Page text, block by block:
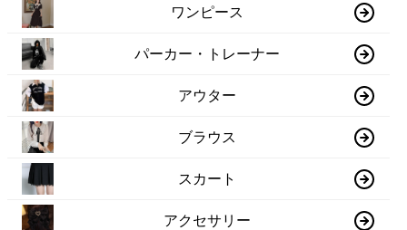
ワンピース
パーカー・トレーナー
アウター
ブラウス
スカート
アクセサリー